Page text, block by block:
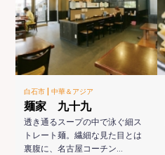
白石市 |中華＆アジア
麺家 九十九
透き通るスープの中で泳ぐ細ス
トレート麺。繊細な見た目とは
裏腹に、名古屋コーチン…